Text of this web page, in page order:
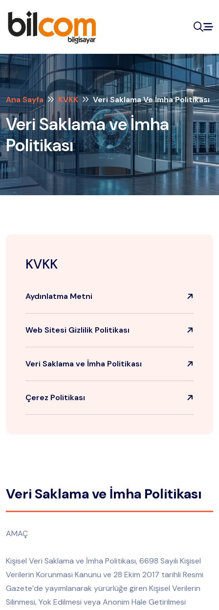
Ana Sayfa KVKK Veri Saklama Ve İmha Politikası
Veri Saklama ve İmha
Politikası
KVKK
Aydınlatma Metni
Web Sitesi Gizlilik Politikası
Veri Saklama ve İmha Politikası
Çerez Politikası
Veri Saklama ve İmha Politikası
AMAÇ
Kişisel Veri Saklama ve İmha Politikası, 6698 Sayılı Kişisel
Verilerin Korunması Kanunu ve 28 Ekim 2017 tarihli Resmi
Gazete’de yayımlanarak yürürlüğe giren Kişisel Verilerin
Silinmesi, Yok Edilmesi veya Anonim Hale Getirilmesi